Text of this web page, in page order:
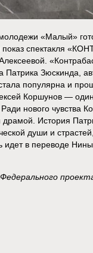
«Малый»
показ спектакля
Патрика Зюскинда,
популярна и
Коршунов —
нового чувства
драмой. История
души и
идет в переводе